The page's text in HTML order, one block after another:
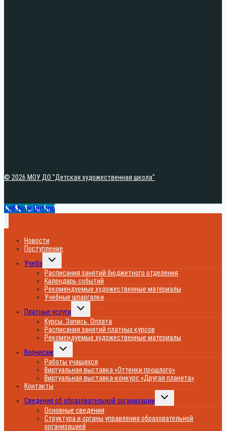
© 2026 МОУ ДО "Детская художественная школа"
Call Now Button
Новости
Поступление
Учеба
Переключить
меню
Расписания занятий бюджетного отделения
Календарь событий
Рекомендуемые художественные материалы
Учебные шпаргалки
Платные услуги
Переключить
меню
Курсы. Запись. Оплата
Расписания занятий платных курсов
Рекомендуемые художественные материалы
Вернисаж
Переключить
меню
Работы учащихся
Виртуальная выставка «Оттенки прошлого»
Виртуальная выставка-конкурс «Другая планета»
Контакты
Сведения об образовательной организации
Переключить
Основные сведения
Структура и органы управления образовательной
организацией